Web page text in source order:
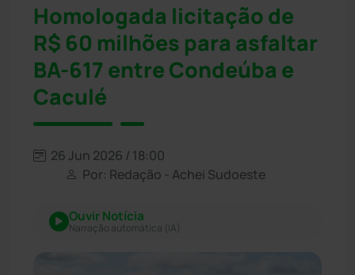
Homologada licitação de
R$ 60 milhões para asfaltar
BA-617 entre Condeúba e
Caculé
26 Jun 2026 / 18:00
Por: Redação - Achei Sudoeste
Ouvir Notícia
Narração automática (IA)